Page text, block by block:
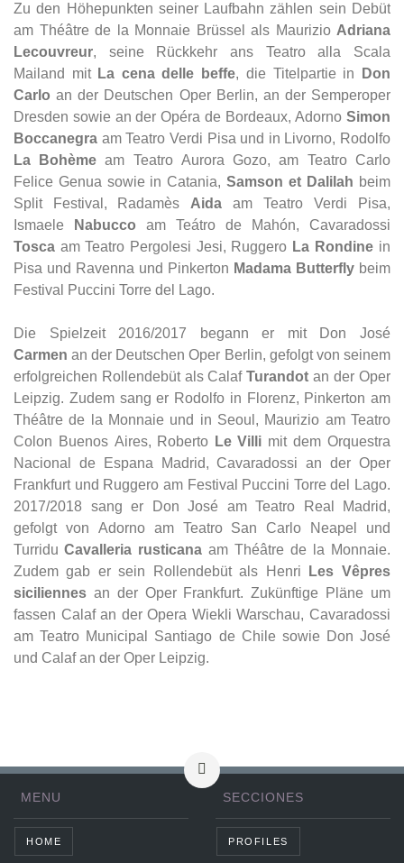
Zu den Höhepunkten seiner Laufbahn zählen sein Debüt
am Théâtre de la Monnaie Brüssel als Maurizio Adriana
Lecouvreur, seine Rückkehr ans Teatro alla Scala
Mailand mit La cena delle beffe, die Titelpartie in
Don
Carlo an der Deutschen Oper Berlin, an der Semperoper
Dresden sowie an der Opéra de Bordeaux, Adorno Simon
Boccanegra am Teatro Verdi Pisa und in Livorno, Rodolfo
La Bohème am Teatro Aurora Gozo, am Teatro Carlo
Felice Genua sowie in Catania, Samson et Dalilah beim
Split Festival, Radamès Aida am Teatro Verdi Pisa,
Ismaele
Nabucco am Teátro de Mahón, Cavaradossi
Tosca am Teatro Pergolesi Jesi, Ruggero La Rondine in
Pisa und Ravenna und Pinkerton Madama Butterfly beim
Festival Puccini Torre del Lago.
Die Spielzeit 2016/2017 begann er mit Don José
Carmen an der Deutschen Oper Berlin, gefolgt von seinem
erfolgreichen Rollendebüt als Calaf Turandot an der Oper
Leipzig. Zudem sang er Rodolfo in Florenz, Pinkerton am
Théâtre de la Monnaie und in Seoul, Maurizio am Teatro
Colon Buenos Aires, Roberto Le Villi mit dem Orquestra
Nacional de Espana Madrid, Cavaradossi an der Oper
Frankfurt und Ruggero am Festival Puccini Torre del Lago.
2017/2018 sang er Don José am Teatro Real Madrid,
gefolgt von Adorno am Teatro San Carlo Neapel und
Turridu Cavalleria rusticana am Théâtre de la Monnaie.
Zudem gab er sein Rollendebüt als Henri
Les Vêpres
siciliennes an der Oper Frankfurt. Zukünftige Pläne um
fassen Calaf an der Opera Wiekli Warschau, Cavaradossi
am Teatro Municipal Santiago de Chile sowie Don José
und Calaf an der Oper Leipzig.
MENU
HOME
SECCIONES
PROFILES